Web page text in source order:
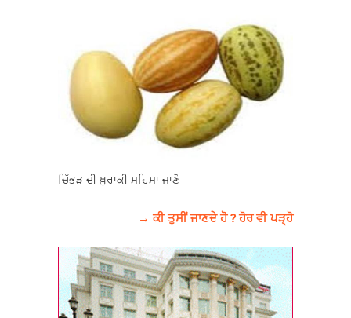
ਚਿੱਭੜ ਦੀ ਖ਼ੁਰਾਕੀ ਮਹਿਮਾ ਜਾਣੋ
→ ਕੀ ਤੁਸੀਂ ਜਾਣਦੇ ਹੋ ? ਹੋਰ ਵੀ ਪੜ੍ਹੋ